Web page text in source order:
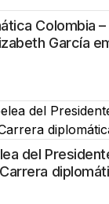
Colombia –
García
del